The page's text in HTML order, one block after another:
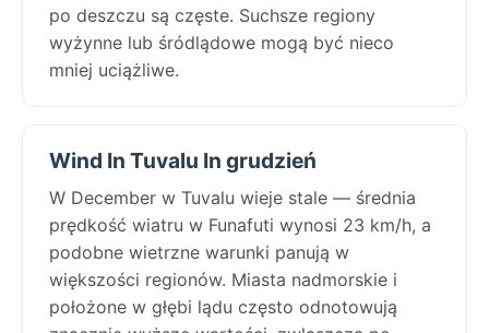
po deszczu są częste. Suchsze regiony
wyżynne lub śródlądowe mogą być nieco
mniej uciążliwe.
Wind In Tuvalu In grudzień
W December w Tuvalu wieje stale — średnia
prędkość wiatru w Funafuti wynosi 23 km/h, a
podobne wietrzne warunki panują w
większości regionów. Miasta nadmorskie i
położone w głębi lądu często odnotowują